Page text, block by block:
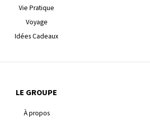
Vie Pratique
Voyage
Idées Cadeaux
LE GROUPE
À propos